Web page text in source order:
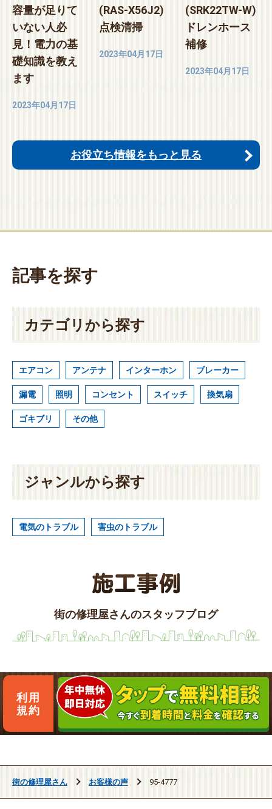
容量が足りて
いない人必
見！電力の基
礎知識を教え
ます
2023年04月17日
(RAS-X56J2)
点検清掃
2023年04月17日
(SRK22TW-W)
ドレンホース
補修
2023年04月17日
お役立ち情報をもっと見る
記事を探す
カテゴリから探す
エアコン アンテナ インターホン ブレーカー
漏電 照明 コンセント スイッチ 換気扇
ゴキブリ その他
ジャンルから探す
電気のトラブル 害虫のトラブル
街の修理屋さんのスタッフブログ
利用
規約
街の修理屋さん お客様の声 95-4777